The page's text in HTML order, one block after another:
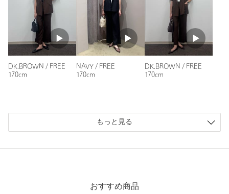
7人が参考になったと回答
参考になった
購入サイズ：FREE
｜
購入商品のサイズ感：ちょうどよい
DK.BROWN / FREE
170cm
NAVY / FREE
170cm
DK.BROWN / FREE
170cm
もっと見る
おすすめ商品